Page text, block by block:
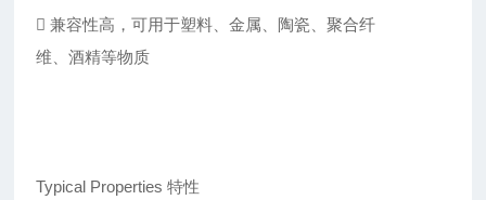
􀂾 兼容性高，可用于塑料、金属、陶瓷、聚合纤
维、酒精等物质
Typical Properties 特性